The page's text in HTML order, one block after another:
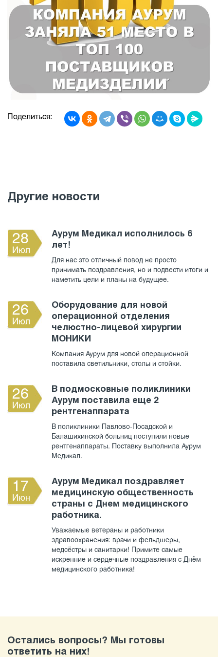
Поделиться:
Другие новости
28
Июл
Аурум Медикал исполнилось 6
лет!
Для нас это отличный повод не просто
принимать поздравления, но и подвести итоги и
наметить цели и планы на будущее.
26
Июл
Оборудование для новой
операционной отделения
челюстно-лицевой хирургии
МОНИКИ
Компания Аурум для новой операционной
поставила светильники, столы и стойки.
26
Июл
В подмосковные поликлиники
Аурум поставила еще 2
рентгенаппарата
В поликлиники Павлово-Посадской и
Балашихинской больниц поступили новые
рентгенаппараты. Поставку выполнила Аурум
Медикал.
17
Июн
Аурум Медикал поздравляет
медицинскую общественность
страны с Днем медицинского
работника.
Уважаемые ветераны и работники
здравоохранения: врачи и фельдшеры,
медсёстры и санитарки! Примите самые
искренние и сердечные поздравления с Днём
медицинского работника!
Остались вопросы? Мы готовы
ответить на них!